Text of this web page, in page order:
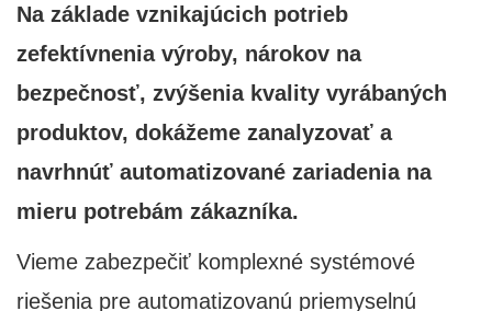
Na základe vznikajúcich potrieb
zefektívnenia výroby, nárokov na
bezpečnosť, zvýšenia kvality vyrábaných
produktov, dokážeme zanalyzovať a
navrhnúť automatizované zariadenia na
mieru potrebám zákazníka.
Vieme zabezpečiť komplexné systémové
riešenia pre automatizovanú priemyselnú